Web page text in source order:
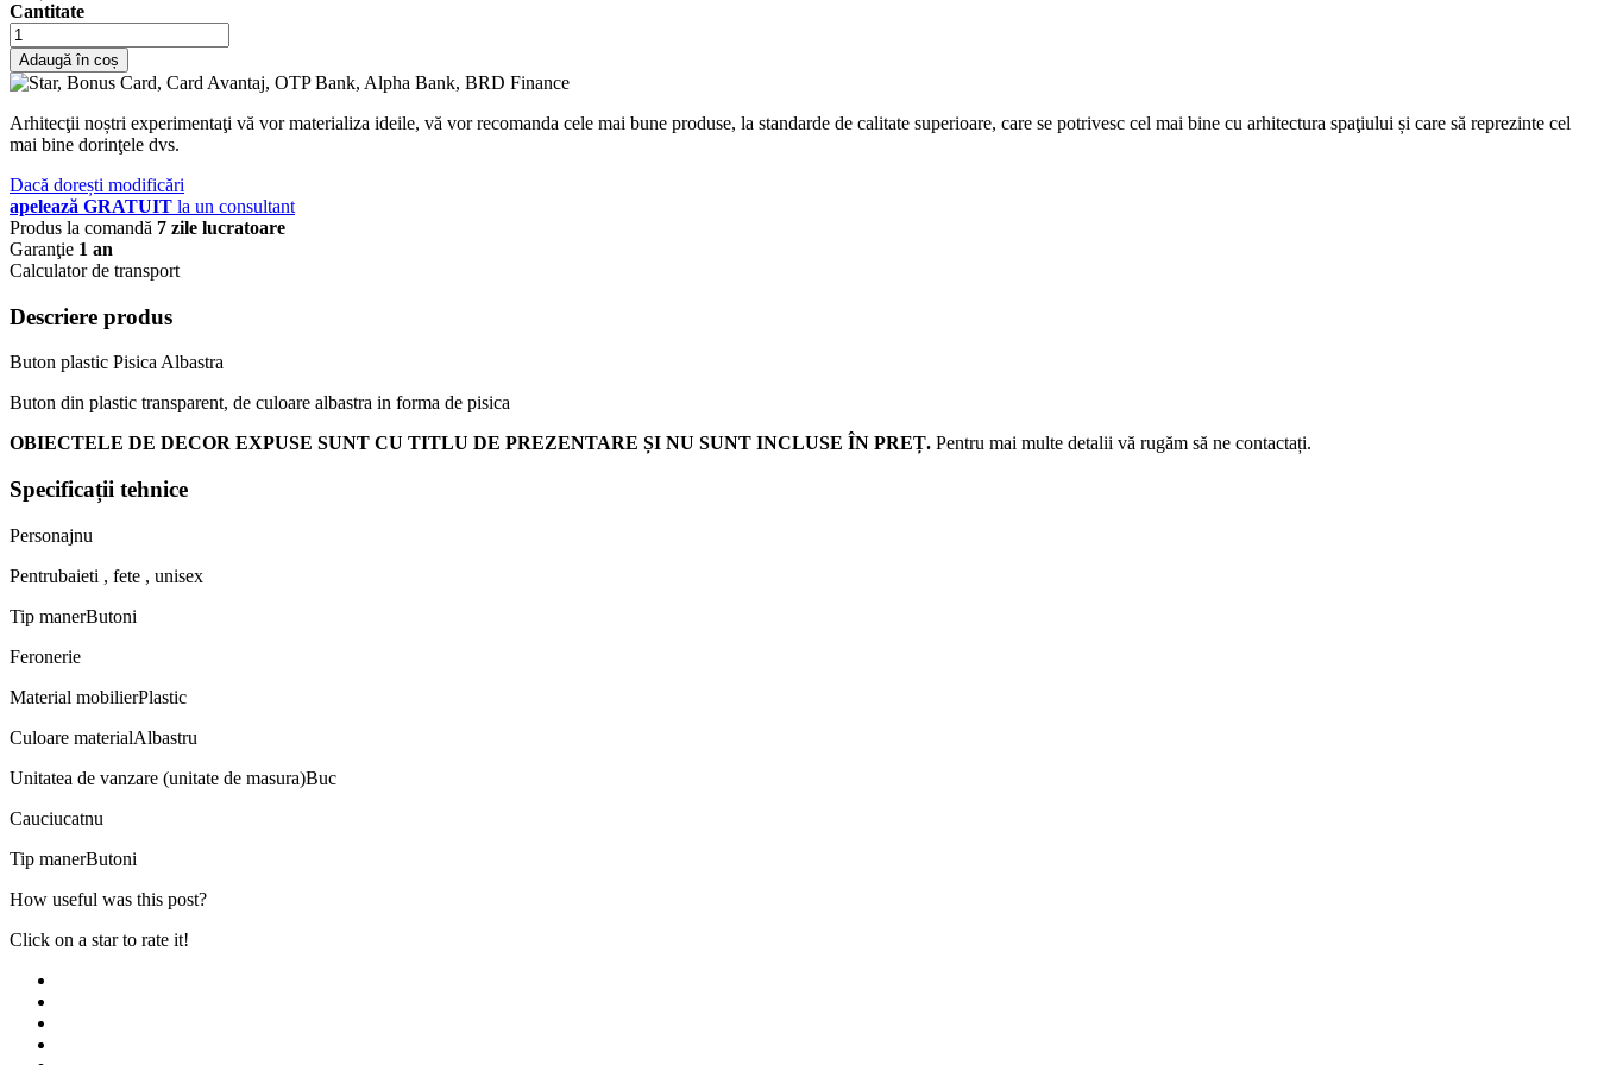
Cantitate
Adaugă în coș
Arhitecţii noștri experimentaţi vă vor materializa ideile, vă vor recomanda cele mai bune produse, la standarde de calitate superioare, care se potrivesc cel mai bine cu arhitectura spaţiului și care să reprezinte cel
mai bine dorinţele dvs.
Dacă dorești modificări
apelează GRATUIT la un consultant
Produs la comandă 7 zile lucratoare
Garanţie 1 an
Calculator de transport
Descriere produs
Buton plastic Pisica Albastra
Buton din plastic transparent, de culoare albastra in forma de pisica
OBIECTELE DE DECOR EXPUSE SUNT CU TITLU DE PREZENTARE ȘI NU SUNT INCLUSE ÎN PREȚ. Pentru mai multe detalii vă rugăm să ne contactați.
Specificații tehnice
Personajnu
Pentrubaieti , fete , unisex
Tip manerButoni
Feronerie
Material mobilierPlastic
Culoare materialAlbastru
Unitatea de vanzare (unitate de masura)Buc
Cauciucatnu
Tip manerButoni
How useful was this post?
Click on a star to rate it!